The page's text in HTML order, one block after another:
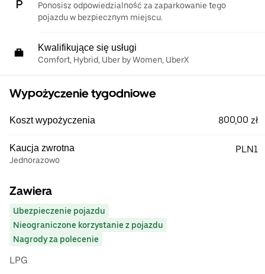
Ponosisz odpowiedzialność za zaparkowanie tego
pojazdu w bezpiecznym miejscu.
Kwalifikujące się usługi
Comfort, Hybrid, Uber by Women, UberX
Wypożyczenie tygodniowe
Koszt wypożyczenia 800,00 zł
Kaucja zwrotna
Jednorazowo
PLN1
Zawiera
Ubezpieczenie pojazdu
Nieograniczone korzystanie z pojazdu
Nagrody za polecenie
LPG